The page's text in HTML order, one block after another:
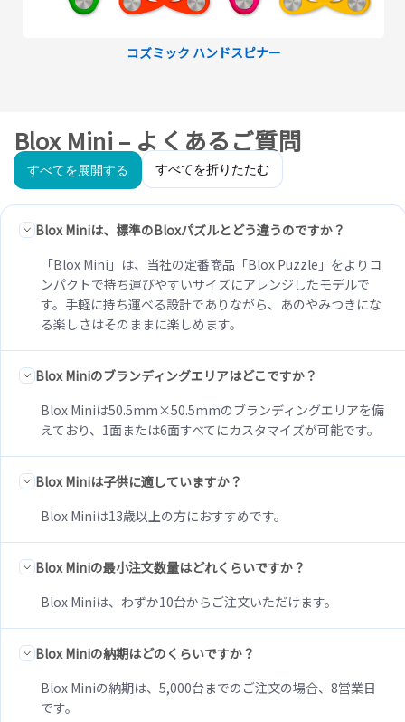
コズミック ハンドスピナー
Blox Mini – よくあるご質問
すべてを展開する すべてを折りたたむ
Blox Miniは、標準のBloxパズルとどう違うのですか？
「Blox Mini」は、当社の定番商品「Blox Puzzle」をよりコ
ンパクトで持ち運びやすいサイズにアレンジしたモデルで
す。手軽に持ち運べる設計でありながら、あのやみつきにな
る楽しさはそのままに楽しめます。
Blox Miniのブランディングエリアはどこですか？
Blox Miniは50.5mm×50.5mmのブランディングエリアを備
えており、1面または6面すべてにカスタマイズが可能です。
Blox Miniは子供に適していますか？
Blox Miniは13歳以上の方におすすめです。
Blox Miniの最小注文数量はどれくらいですか？
Blox Miniは、わずか10台からご注文いただけます。
Blox Miniの納期はどのくらいですか？
Blox Miniの納期は、5,000台までのご注文の場合、8営業日
です。